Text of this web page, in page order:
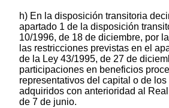
h) En la disposición transitoria
apartado 1 de la disposición
10/1996, de 18 de diciembre, por
las restricciones previstas en el
de la Ley 43/1995, de 27 de
participaciones en beneficios
representativos del capital o de
adquiridos con anterioridad al
de 7 de junio.